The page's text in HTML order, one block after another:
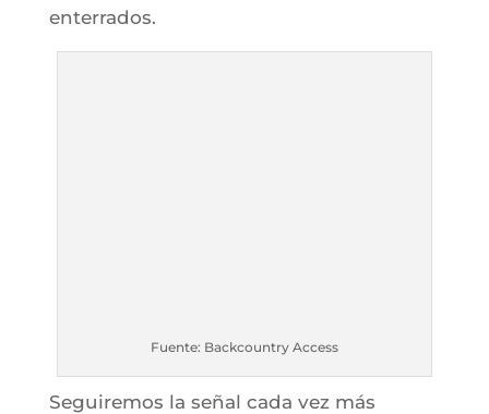
enterrados.
Fuente: Backcountry Access
Seguiremos la señal cada vez más